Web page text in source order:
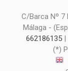
C/Barca Nº
Málaga -
662186135|
(*)